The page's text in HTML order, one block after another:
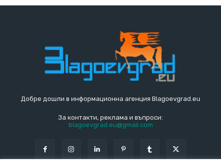
Добре дошли в информационна агенция Blagoevgrad.eu
За контакти, реклама и въпроси:
blagoevgrad.eu@gmail.com